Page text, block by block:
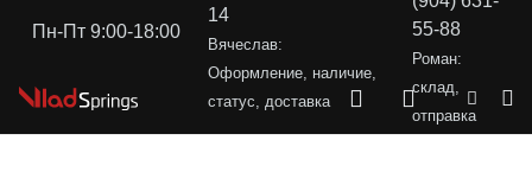
Пн-Пт 9:00-18:00
14
Вячеслав:
Оформление, наличие,
статус, доставка
55-88
Роман:
склад,
отправка